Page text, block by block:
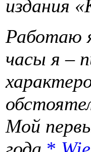
издания
Работаю
часы я –
Мой